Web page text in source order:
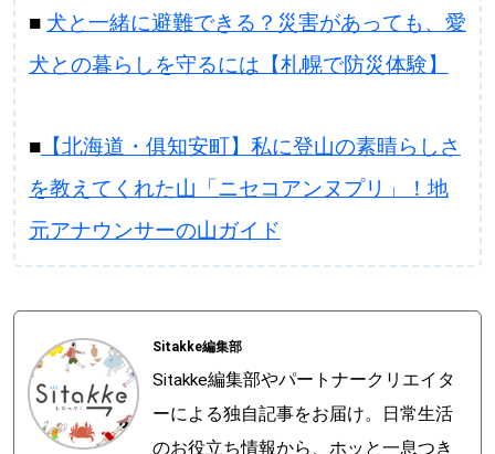
■ 犬と一緒に避難できる？災害があっても、愛
犬との暮らしを守るには【札幌で防災体験】
■【北海道・俱知安町】私に登山の素晴らしさ
を教えてくれた山「ニセコアンヌプリ」！地
元アナウンサーの山ガイド
Sitakke編集部
Sitakke編集部やパートナークリエイタ
ーによる独自記事をお届け。日常生活
のお役立ち情報から、ホッと一息つき